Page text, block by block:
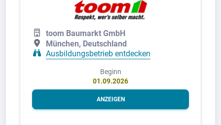
toom Baumarkt GmbH
München, Deutschland
Ausbildungsbetrieb entdecken
Beginn
01.09.2026
ANZEIGEN